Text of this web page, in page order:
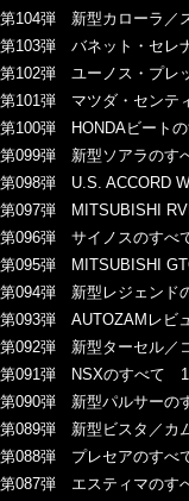
第104弾 新型カローラ／
第103弾 バネット・セレ
第102弾 ユーノス・プレ
第101弾 マツダ・センテ
第100弾 HONDAビート
第099弾 新型ソアラのす
第098弾 U.S. ACCORD
第097弾 MITSUBISHI
第096弾 サイノスのすべ
第095弾 MITSUBISHI
第094弾 新型レジェンド
第093弾 AUTOZAMレビ
第092弾 新型ターセル／
第091弾 NSXのすべて
第090弾 新型パルサーの
第089弾 新型ビスタ／カ
第088弾 プレセアのすべ
第087弾 エスティマのす